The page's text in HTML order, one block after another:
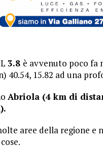
3.8 è avvenuto poco fa
40.54, 15.82 ad una
Abriola (4 km di
aree della regione e